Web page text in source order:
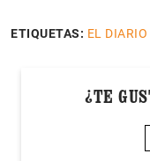
ETIQUETAS: EL
¿TE